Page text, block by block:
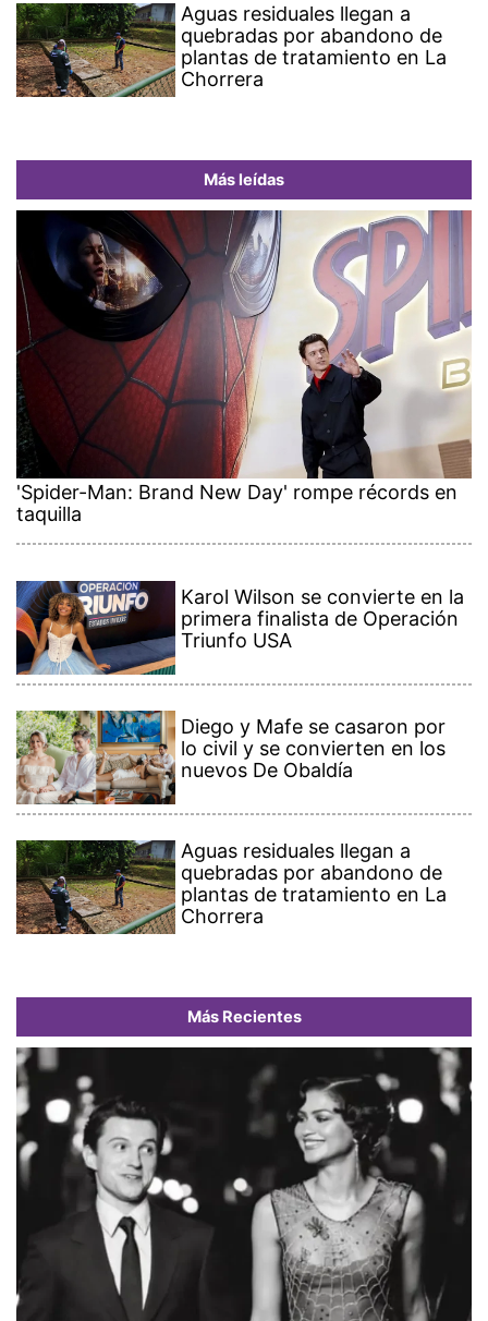
Aguas residuales llegan a
quebradas por abandono de
plantas de tratamiento en La
Chorrera
Más leídas
'Spider-Man: Brand New Day' rompe récords en
taquilla
Karol Wilson se convierte en la
primera finalista de Operación
Triunfo USA
Diego y Mafe se casaron por
lo civil y se convierten en los
nuevos De Obaldía
Aguas residuales llegan a
quebradas por abandono de
plantas de tratamiento en La
Chorrera
Más Recientes